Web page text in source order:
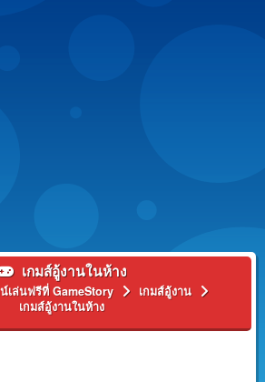
เกมส์อู้งานในห้าง
เล่นฟรีที่ GameStory
เกมส์อู้งาน
เกมส์อู้งานในห้าง